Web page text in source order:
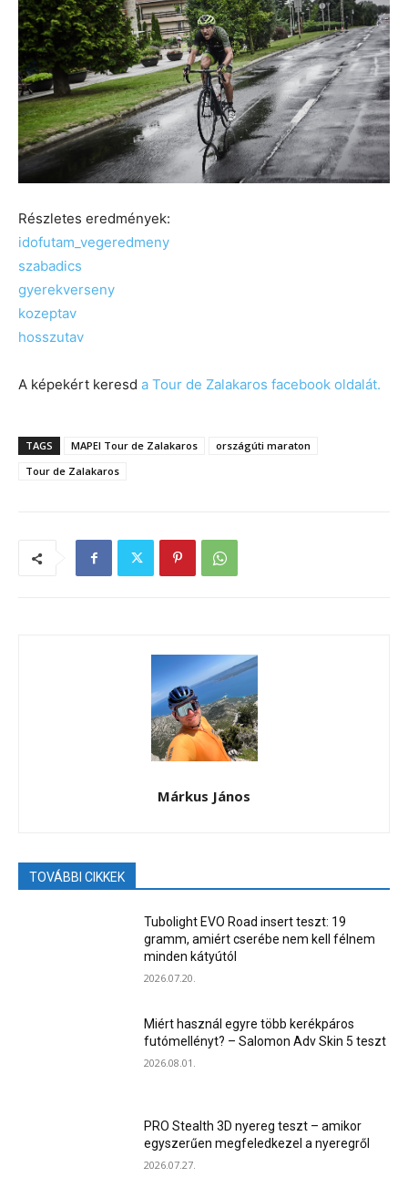
Részletes eredmények:
idofutam_vegeredmeny
szabadics
gyerekverseny
kozeptav
hosszutav
A képekért keresd a Tour de Zalakaros facebook oldalát.
TAGS MAPEI Tour de Zalakaros
országúti maraton
Tour de Zalakaros
Márkus János
TOVÁBBI CIKKEK
Tubolight EVO Road insert teszt: 19
gramm, amiért cserébe nem kell félnem
minden kátyútól
2026.07.20.
Miért használ egyre több kerékpáros
futómellényt? – Salomon Adv Skin 5 teszt
2026.08.01.
PRO Stealth 3D nyereg teszt – amikor
egyszerűen megfeledkezel a nyeregről
2026.07.27.